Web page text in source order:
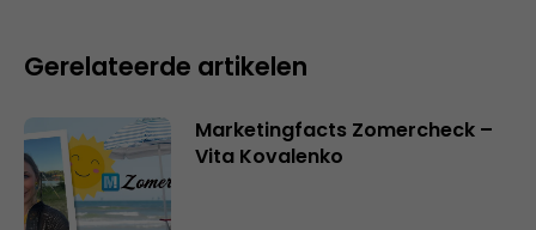
Gerelateerde artikelen
Marketingfacts Zomercheck –
Vita Kovalenko